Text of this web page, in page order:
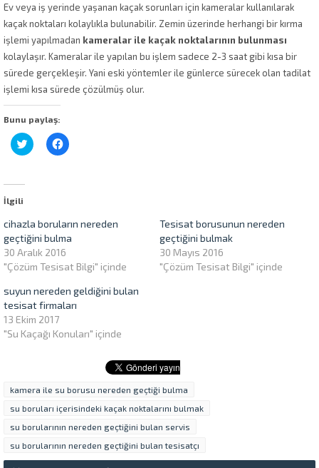
Ev veya iş yerinde yaşanan kaçak sorunları için kameralar kullanılarak
kaçak noktaları kolaylıkla bulunabilir. Zemin üzerinde herhangi bir kırma
işlemi yapılmadan kameralar ile kaçak noktalarının bulunması
kolaylaşır. Kameralar ile yapılan bu işlem sadece 2-3 saat gibi kısa bir
sürede gerçekleşir. Yani eski yöntemler ile günlerce sürecek olan tadilat
işlemi kısa sürede çözülmüş olur.
Bunu paylaş:
Twitter
üzerinde
Facebook'ta
paylaşmak
İlgili
cihazla boruların nereden
geçtiğini bulma
30 Aralık 2016
"Çözüm Tesisat Bilgi" içinde
Tesisat borusunun nereden
geçtiğini bulmak
30 Mayıs 2016
"Çözüm Tesisat Bilgi" içinde
suyun nereden geldiğini bulan
tesisat firmaları
13 Ekim 2017
"Su Kaçağı Konuları" içinde
kamera ile su borusu nereden geçtiği bulma
su boruları içerisindeki kaçak noktalarını bulmak
su borularının nereden geçtiğini bulan servis
su borularının nereden geçtiğini bulan tesisatçı